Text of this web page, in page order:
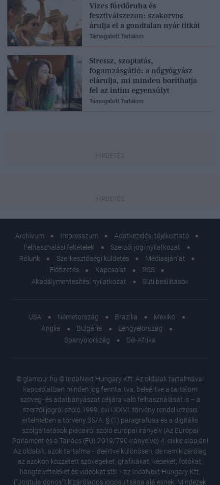
Vizes fürdőruha és
fesztiválszezon: szakorvos
árulja el a gondtalan nyár titkát
Támogatott Tartalom
Stressz, szoptatás,
fogamzásgátló: a nőgyógyász
elárulja, mi minden boríthatja
fel az intim egyensúlyt
Támogatott Tartalom
Archívum Impresszum
Adatkezelési tájékoztató
Felhasználási feltételek
Szerzői jogi nyilatkozat
Rólunk
Szerkesztőségi küldetés
Médiaajánlat
Előfizetés
Kapcsolat
RSS
Akadálymentesítési nyilatkozat
Süti beállítások
USA Németország Brazília
Mexikó
Anglia
Bulgária
Lengyelország
Spanyolország
Dél-Afrika
© glamour.hu © IndaNext Hungary Kft. Az oldalak tartalmával
kapcsolatban minden jog fenntartva, beleértve a tartalom
szöveg- és adatbányászat céljára való felhasználását is – a
szerzői jogról szóló 1999. évi LXXVI. törvény rendelkezései
értelmében a törvény 35/A. § (1) paragrafusa és a digitális
szolgáltatások piacairól szóló európai irányelv (Az Európai
Parlament és a Tanács (EU) 2019/790 Irányelve) 4. cikke alapján!
Az oldalak, azok tartalma - ideértve különösen, de nem kizárólag
az azokon közzétett szövegeket, grafikákat, képeket, fotókat,
hangfelvételeket és videókat stb. - az IndaNext Hungary Kft.
("Jogtulajdonos") kizárólagos jogosultsága alá esnek. Mindezek